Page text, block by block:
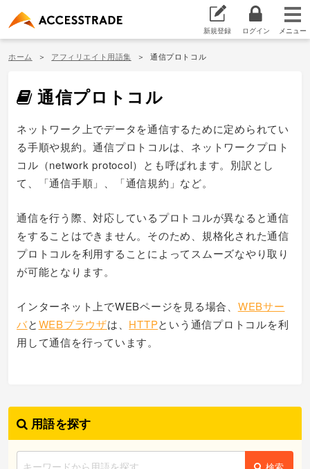
新規登録 ログイン
ホーム アフィリエイト用語集 通信プロトコル
通信プロトコル
ネットワーク上でデータを通信するために定められてい
る手順や規約。通信プロトコルは、ネットワークプロト
コル（network protocol）とも呼ばれます。別訳とし
て、「通信手順」、「通信規約」など。
通信を行う際、対応しているプロトコルが異なると通信
をすることはできません。そのため、規格化された通信
プロトコルを利用することによってスムーズなやり取り
が可能となります。
インターネット上でWEBページを見る場合、 WEBサー
バとWEBブラウザは、 HTTPという通信プロトコルを利
用して通信を行っています。
用語を探す
検索